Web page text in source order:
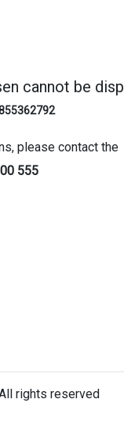
cannot be
please contact the
555
rights reserved